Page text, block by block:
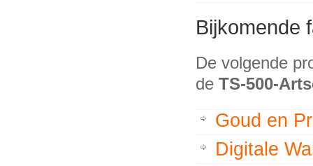
Bijkomende
De volgende
de TS-500-
Goud en
Digitale